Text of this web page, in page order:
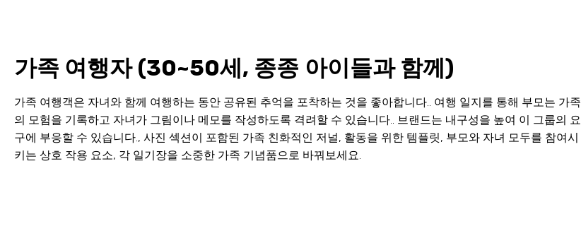
가족 여행자 (30~50세, 종종 아이들과 함께)
가족 여행객은 자녀와 함께 여행하는 동안 공유된 추억을 포착하는 것을 좋아합니다.. 여행 일지를 통해 부모는 가족
의 모험을 기록하고 자녀가 그림이나 메모를 작성하도록 격려할 수 있습니다.. 브랜드는 내구성을 높여 이 그룹의 요
구에 부응할 수 있습니다., 사진 섹션이 포함된 가족 친화적인 저널, 활동을 위한 템플릿, 부모와 자녀 모두를 참여시
키는 상호 작용 요소, 각 일기장을 소중한 가족 기념품으로 바꿔보세요.